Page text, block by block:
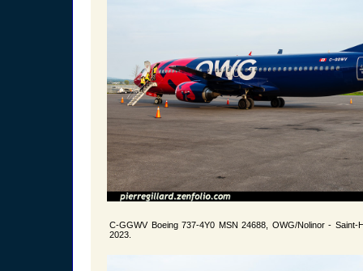
C-GGWV Boeing 737-4Y0 MSN 24688, OWG/Nolinor -
2023.